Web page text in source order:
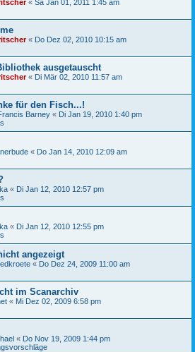
« Sa Jan 01, 2011 1:45 am
« Do Dez 02, 2010 10:15 am
ausgetauscht
« Di Mär 02, 2010 11:57 am
für den Fisch...!
Barney « Di Jan 19, 2010 1:40 pm
« Do Jan 14, 2010 12:09 am
« Di Jan 12, 2010 12:57 pm
« Di Jan 12, 2010 12:55 pm
angezeigt
« Do Dez 24, 2009 11:00 am
im Scanarchiv
« Mi Dez 02, 2009 6:58 pm
« Do Nov 19, 2009 1:44 pm